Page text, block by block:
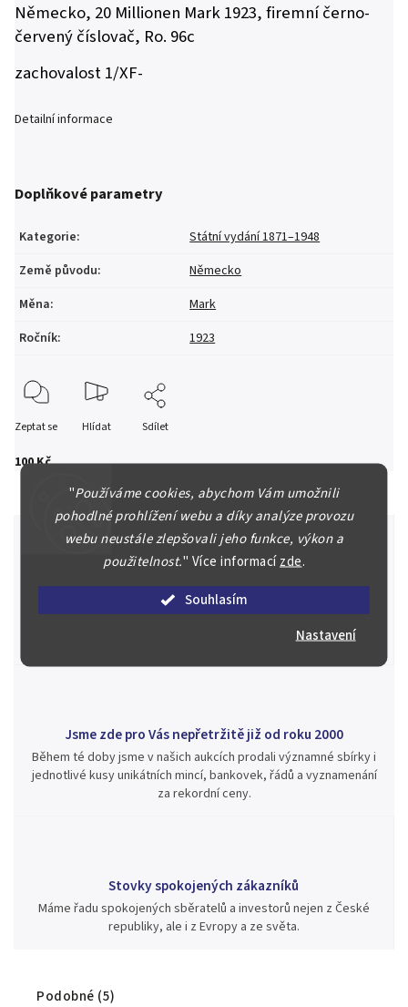
"Používáme cookies, abychom Vám umožnili
pohodlné prohlížení webu a díky analýze provozu
webu neustále zlepšovali jeho funkce, výkon a
použitelnost." Více informacízde.
Souhlasím
Nastavení
100 Kč
Německo, 20 Millionen Mark 1923, firemní černo-
červený číslovač, Ro. 96c
zachovalost 1/XF-
Detailní informace
Doplňkové parametry
Kategorie:
Státní vydání 1871–1948
Země původu:
Německo
Měna:
Mark
Ročník: 1923
Zeptat se Hlídat Sdílet
Špičkové služby za nejlepší ceny
Náš kolektiv specialistů a znalců se Vám bude plně věnovat.
aukci nebo Vám poradíme kam investovat.
Jsme zde pro Vás nepřetržitě již od roku 2000
Během té doby jsme v našich aukcích prodali významné sbírky i
jednotlivé kusy unikátních mincí, bankovek, řádů a vyznamenání
za rekordní ceny.
Stovky spokojených zákazníků
Máme řadu spokojených sběratelů a investorů nejen z České
republiky, ale i z Evropy a ze světa.
Podobné (5)